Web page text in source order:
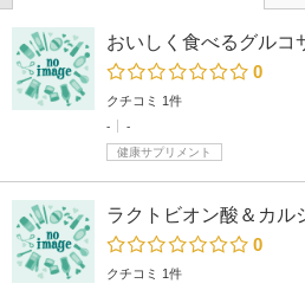
おいしく食べるグルコ
0
クチコミ 1件
-
-
健康サプリメント
ラクトビオン酸＆カル
0
クチコミ 1件